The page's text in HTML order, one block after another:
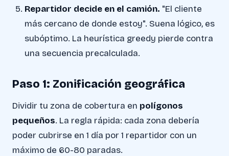
Repartidor decide en el camión. "El cliente
más cercano de donde estoy". Suena lógico, es
subóptimo. La heurística greedy pierde contra
una secuencia precalculada.
Paso 1: Zonificación geográfica
Dividir tu zona de cobertura en polígonos
pequeños. La regla rápida: cada zona debería
poder cubrirse en 1 día por 1 repartidor con un
máximo de 60-80 paradas.